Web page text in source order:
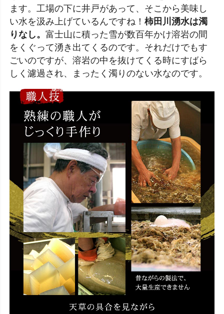
ます。工場の下に井戸があって、そこから美味し
い水を汲み上げているんですね！ 柿田川湧水は濁
りなし。 富士山に積った雪が数百年かけ溶岩の間
をくぐって湧き出てくるのです。それだけでもす
ごいのですが、溶岩の中を抜けてくる時にすばら
しく濾過され、まったく濁りのない水なのです。